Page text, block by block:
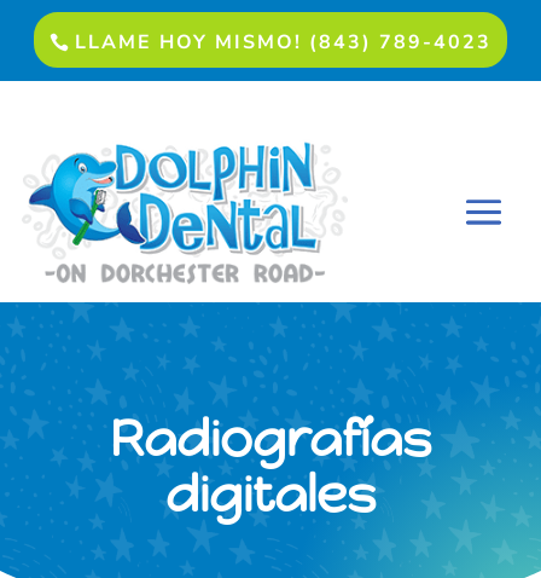
LLAME HOY MISMO! (843) 789-4023
Radiografías
digitales